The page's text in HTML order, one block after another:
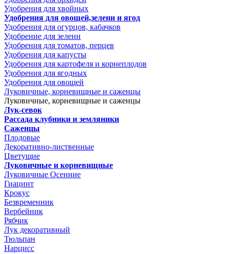
Удобрения для хвойных
Удобрения для овощей,зелени и ягод
Удобрения для огурцов, кабачков
Удобрение для зелени
Удобрения для томатов, перцев
Удобрения для капусты
Удобрения для картофеля и корнеплодов
Удобрения для ягодных
Удобрения для овощей
Луковичные, корневищные и саженцы
Луковичные, корневищные и саженцы
Лук-севок
Рассада клубники и земляники
Саженцы
Плодовые
Декоративно-лиственные
Цветущие
Луковичные и корневищные
Луковичные Осенние
Гиацинт
Крокус
Безвременник
Вербейник
Рябчик
Лук декоративный
Тюльпан
Нарцисс